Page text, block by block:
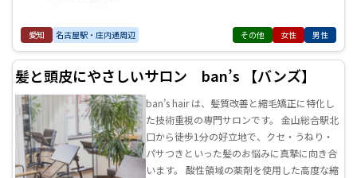
愛知 名古屋駅・庄内通周辺 その他 女性 男性
髪と頭皮にやさしいサロン ban’s 【バンズ】
ban’s hair は、髪質改善と縮毛矯正に特化し
た技術重視の専門サロンです。 金山総合駅北
口から徒歩1分の好立地で、クセ・うねり・
パサつきといった髪のお悩みに真摯に向き合
います。 酸性領域の薬剤を使用した高度な縮